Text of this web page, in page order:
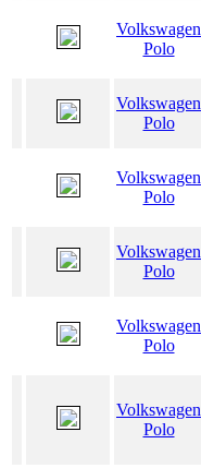
Volkswagen
Polo
Volkswagen
Polo
Volkswagen
Polo
Volkswagen
Polo
Volkswagen
Polo
Volkswagen
Polo